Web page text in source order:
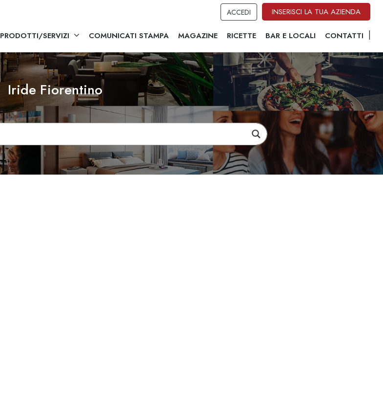
ACCEDI INSERISCI LA TUA AZIENDA
PRODOTTI/SERVIZI COMUNICATI STAMPA MAGAZINE RICETTE BAR E LOCALI CONTATTI
Iride Fiorentino